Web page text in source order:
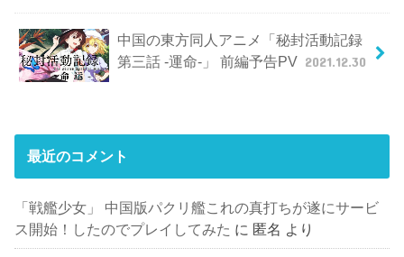
中国の東方同人アニメ「秘封活動記録
第三話 -運命-」 前編予告PV 2021.12.30
最近のコメント
「戦艦少女」 中国版パクリ艦これの真打ちが遂にサービ
ス開始！したのでプレイしてみた に 匿名 より